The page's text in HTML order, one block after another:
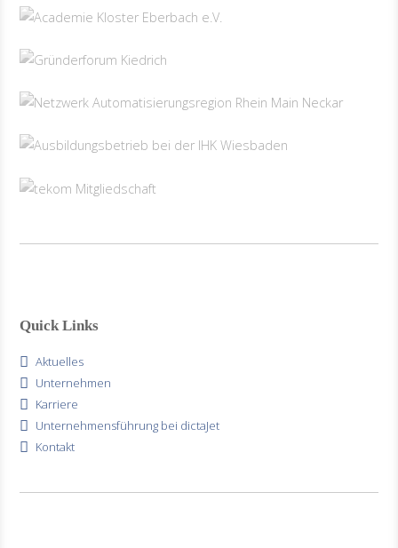
Quick Links
Aktuelles
Unternehmen
Karriere
Unternehmensführung bei dictaJet
Kontakt